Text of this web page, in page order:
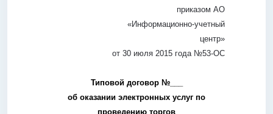
приказом АО
«Информационно-учетный
центр»
от 30 июля 2015 года №53-ОС
Типовой договор№___
об оказании электронных услуг по
проведению торгов